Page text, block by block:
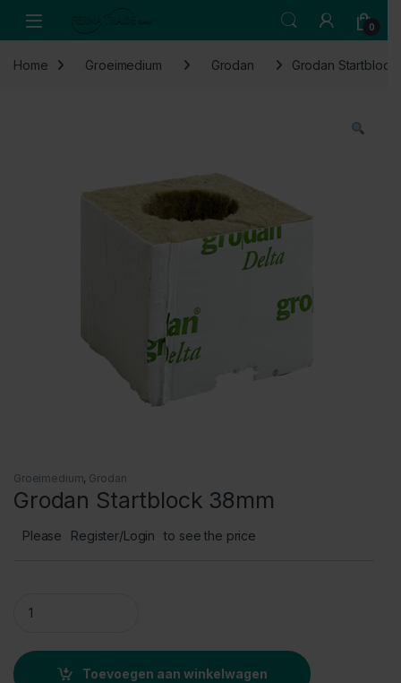
Open 0
Home Groeimedium Grodan Grodan Startblock
Groeimedium, Grodan
Grodan Startblock 38mm
Please Register/Login to see the price
Toevoegen aan winkelwagen